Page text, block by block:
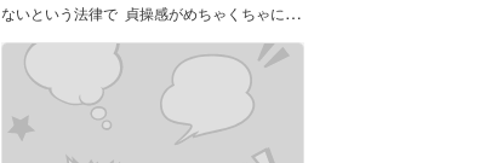
ないという法律で 貞操感がめちゃくちゃにな